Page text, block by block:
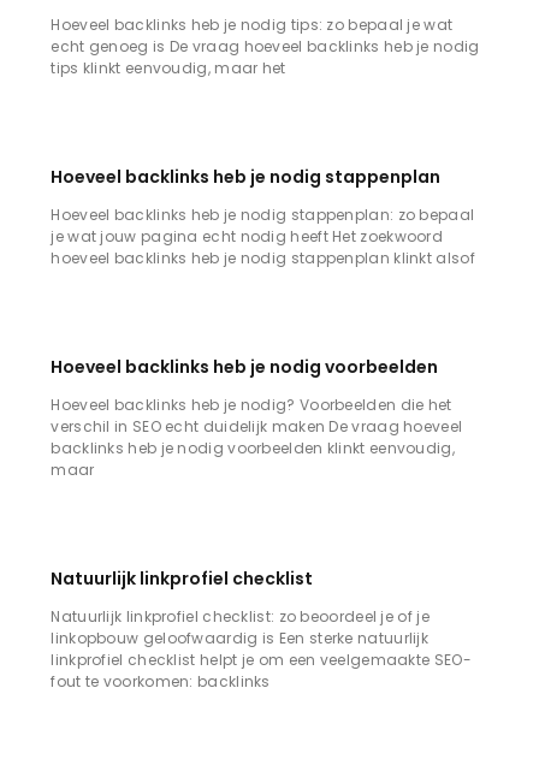
Hoeveel backlinks heb je nodig tips: zo bepaal je wat
echt genoeg is De vraag hoeveel backlinks heb je nodig
tips klinkt eenvoudig, maar het
Hoeveel backlinks heb je nodig stappenplan
Hoeveel backlinks heb je nodig stappenplan: zo bepaal
je wat jouw pagina echt nodig heeft Het zoekwoord
hoeveel backlinks heb je nodig stappenplan klinkt alsof
Hoeveel backlinks heb je nodig voorbeelden
Hoeveel backlinks heb je nodig? Voorbeelden die het
verschil in SEO echt duidelijk maken De vraag hoeveel
backlinks heb je nodig voorbeelden klinkt eenvoudig,
maar
Natuurlijk linkprofiel checklist
Natuurlijk linkprofiel checklist: zo beoordeel je of je
linkopbouw geloofwaardig is Een sterke natuurlijk
linkprofiel checklist helpt je om een veelgemaakte SEO-
fout te voorkomen: backlinks